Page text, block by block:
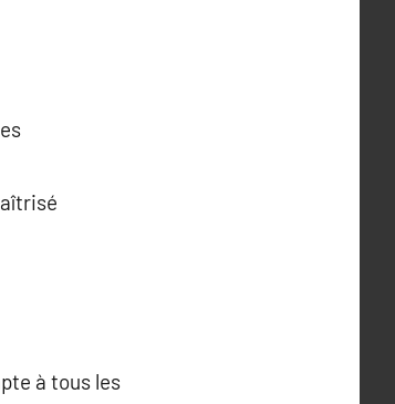
à tous les